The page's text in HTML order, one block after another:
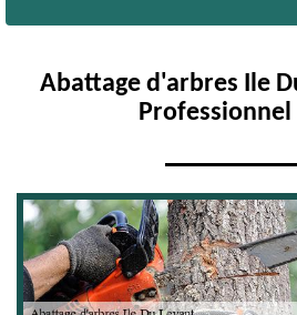
Abattage d'arbres Ile
Professionnel